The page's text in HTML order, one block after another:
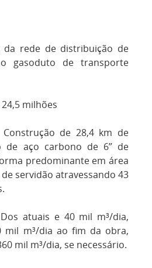
da rede de distribuição de
gasoduto de transporte
24,5 milhões
Construção de 28,4 km de
de aço carbono de 6” de
predominante em área
servidão atravessando 43
Dos atuais e 40 mil m³/dia,
mil m³/dia ao fim da obra,
mil m³/dia, se necessário.